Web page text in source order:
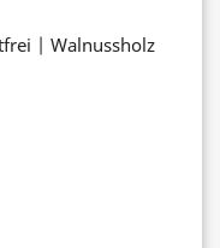
| Walnussholz